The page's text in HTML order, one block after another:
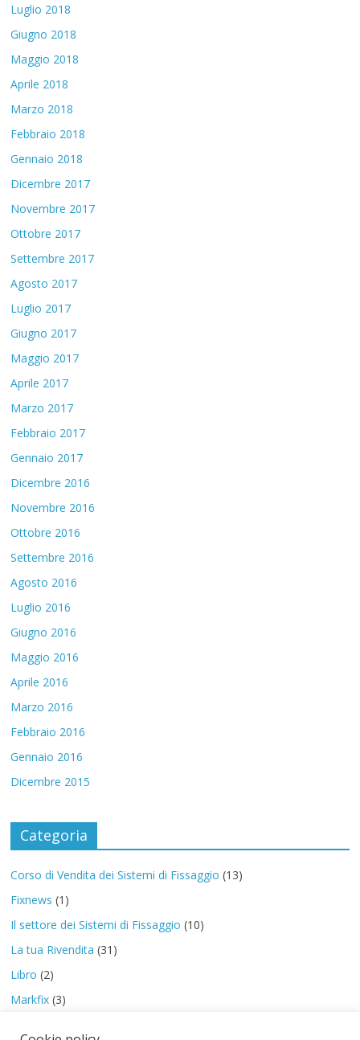
Luglio 2018
Giugno 2018
Maggio 2018
Aprile 2018
Marzo 2018
Febbraio 2018
Gennaio 2018
Dicembre 2017
Novembre 2017
Ottobre 2017
Settembre 2017
Agosto 2017
Luglio 2017
Giugno 2017
Maggio 2017
Aprile 2017
Marzo 2017
Febbraio 2017
Gennaio 2017
Dicembre 2016
Novembre 2016
Ottobre 2016
Settembre 2016
Agosto 2016
Luglio 2016
Giugno 2016
Maggio 2016
Aprile 2016
Marzo 2016
Febbraio 2016
Gennaio 2016
Dicembre 2015
Categoria
Corso di Vendita dei Sistemi di Fissaggio (13)
Fixnews (1)
Il settore dei Sistemi di Fissaggio (10)
La tua Rivendita (31)
Libro (2)
Markfix (3)